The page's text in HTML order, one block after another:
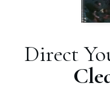
Direct